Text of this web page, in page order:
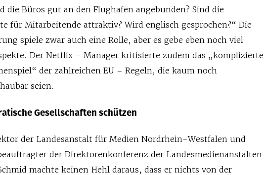
die Büros gut an den Flughafen angebunden? Sind die
für Mitarbeitende attraktiv? Wird englisch gesprochen?“ Die
spiele zwar auch eine Rolle, aber es gebe eben noch viel
Der Netflix – Manager kritisierte zudem das „komplizierte
der zahlreichen EU – Regeln, die kaum noch
seien.
Gesellschaften schützen
der Landesanstalt für Medien Nordrhein-Westfalen und
der Direktorenkonferenz der Landesmedienanstalten
machte keinen Hehl daraus, dass er nichts von der